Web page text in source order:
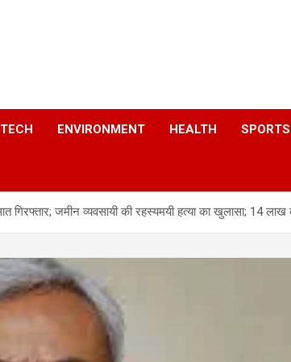
TECH ENVIRONMENT HEALTH SPORTS
गिरफ्तार; जमीन व्यवसायी की रहस्यमयी हत्या का खुलासा; 14 लाख